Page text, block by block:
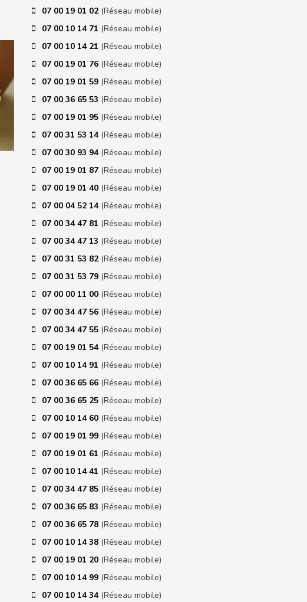
07 00 19 01 02 (Réseau mobile)
07 00 10 14 71 (Réseau mobile)
07 00 10 14 21 (Réseau mobile)
07 00 19 01 76 (Réseau mobile)
07 00 19 01 59 (Réseau mobile)
07 00 36 65 53 (Réseau mobile)
07 00 19 01 95 (Réseau mobile)
07 00 31 53 14 (Réseau mobile)
07 00 30 93 94 (Réseau mobile)
07 00 19 01 87 (Réseau mobile)
07 00 19 01 40 (Réseau mobile)
07 00 04 52 14 (Réseau mobile)
07 00 34 47 81 (Réseau mobile)
07 00 34 47 13 (Réseau mobile)
07 00 31 53 82 (Réseau mobile)
07 00 31 53 79 (Réseau mobile)
07 00 00 11 00 (Réseau mobile)
07 00 34 47 56 (Réseau mobile)
07 00 34 47 55 (Réseau mobile)
07 00 19 01 54 (Réseau mobile)
07 00 10 14 91 (Réseau mobile)
07 00 36 65 66 (Réseau mobile)
07 00 36 65 25 (Réseau mobile)
07 00 10 14 60 (Réseau mobile)
07 00 19 01 99 (Réseau mobile)
07 00 19 01 61 (Réseau mobile)
07 00 10 14 41 (Réseau mobile)
07 00 34 47 85 (Réseau mobile)
07 00 36 65 83 (Réseau mobile)
07 00 36 65 78 (Réseau mobile)
07 00 10 14 38 (Réseau mobile)
07 00 19 01 20 (Réseau mobile)
07 00 10 14 99 (Réseau mobile)
07 00 10 14 34 (Réseau mobile)